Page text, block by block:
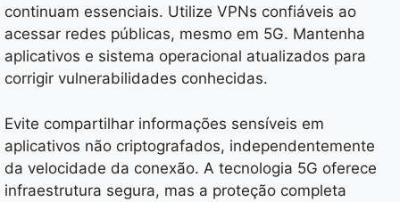
continuam essenciais. Utilize VPNs confiáveis ao
acessar redes públicas, mesmo em 5G. Mantenha
aplicativos e sistema operacional atualizados para
corrigir vulnerabilidades conhecidas.
Evite compartilhar informações sensíveis em
aplicativos não criptografados, independentemente
da velocidade da conexão. A tecnologia 5G oferece
infraestrutura segura, mas a proteção completa